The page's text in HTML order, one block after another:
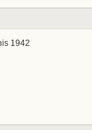
1942